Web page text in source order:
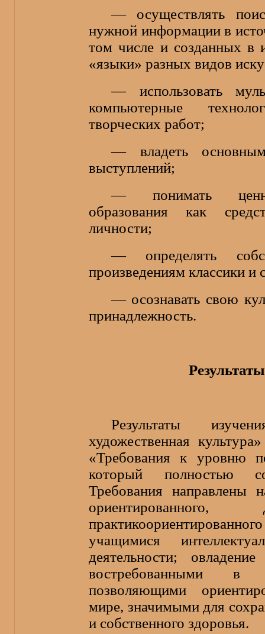
— осуществлять
нужной информации в
том числе и созданных в
«языки» разных видов
— использовать
компьютерные
творческих работ;
— владеть
выступлений;
— понимать
образования как
личности;
— определять
произведениям классики и
— осознавать свою
принадлежность.
Результаты
художественная
«Требования к уровню
который полностью
Требования направлены
ориентированного,
учащимися
деятельности;
востребованными в
позволяющими
мире, значимыми для
и собственного здоровья.